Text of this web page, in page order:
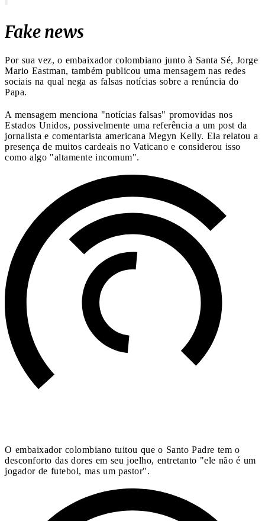
Fake news
Por sua vez, o embaixador colombiano junto à Santa Sé, Jorge
Mario Eastman, também publicou uma mensagem nas redes
sociais na qual nega as falsas notícias sobre a renúncia do
Papa.
A mensagem menciona "notícias falsas" promovidas nos
Estados Unidos, possivelmente uma referência a um post da
jornalista e comentarista americana Megyn Kelly. Ela relatou a
presença de muitos cardeais no Vaticano e considerou isso
como algo "altamente incomum".
O embaixador colombiano tuitou que o Santo Padre tem o
desconforto das dores em seu joelho, entretanto "ele não é um
jogador de futebol, mas um pastor".